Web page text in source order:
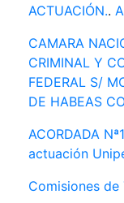
ACTUACIÓN..
CAMARA
CRIMINAL Y
FEDERAL S/
DE HABEAS
ACORDADA
actuación
Comisiones de